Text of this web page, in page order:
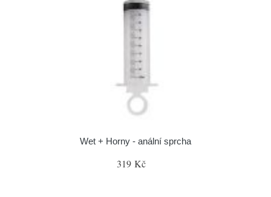
Wet + Horny - anální sprcha
319 Kč